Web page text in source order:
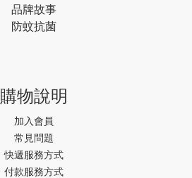
品牌故事
防蚊抗菌
購物說明
加入會員
常見問題
快遞服務方式
付款服務方式